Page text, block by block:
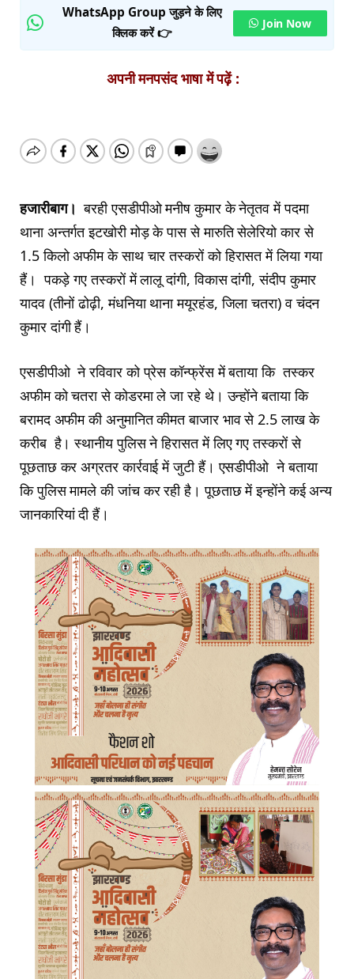
WhatsApp Group जुड़ने के लिए
क्लिक करें 👉
Join Now
अपनी मनपसंद भाषा में पढ़ें :
हजारीबाग। बरही एसडीपीओ मनीष कुमार के नेतृतव में पदमा
थाना अन्तर्गत इटखोरी मोड़ के पास से मारुति सेलेरियो कार से
1.5 किलो अफीम के साथ चार तस्करों को हिरासत में लिया गया
हैं। पकड़े गए तस्करों में लालू दांगी, विकास दांगी, संदीप कुमार
यादव (तीनों ढोढ़ी, मंधनिया थाना मयूरहंड, जिला चतरा) व चंदन
कुमार दांगी हैं।
एसडीपीओ ने रविवार को प्रेस कॉन्फ्रेंस में बताया कि तस्कर
अफीम को चतरा से कोडरमा ले जा रहे थे। उन्होंने बताया कि
बरामद अफीम की अनुमानित कीमत बाजार भाव से 2.5 लाख के
करीब है। स्थानीय पुलिस ने हिरासत में लिए गए तस्करों से
पूछताछ कर अग्रतर कार्रवाई में जुटी हैं। एसडीपीओ ने बताया
कि पुलिस मामले की जांच कर रही है। पूछताछ में इन्होंने कई अन्य
जानकारियां दी हैं।